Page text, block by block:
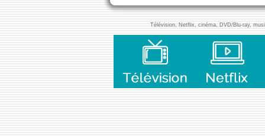
Télévision, Netflix, cinéma, DVD/Blu-ray,